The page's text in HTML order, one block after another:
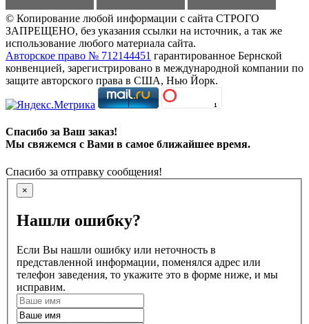
© Копирование любой информации с сайта СТРОГО
ЗАПРЕЩЕНО, без указания ссылки на источник, а так же
использование любого материала сайта.
Авторское право № 712144451 гарантированное Бернской
конвенцией, зарегистрировано в международной компании по
защите авторского права в США, Нью Йорк.
Спасибо за Ваш заказ!
Мы свяжемся с Вами в самое ближайшее время.
Спасибо за отправку сообщения!
×
Нашли ошибку?
Если Вы нашли ошибку или неточность в
представленной информации, поменялся адрес или
телефон заведения, то укажите это в форме ниже, и мы
исправим.